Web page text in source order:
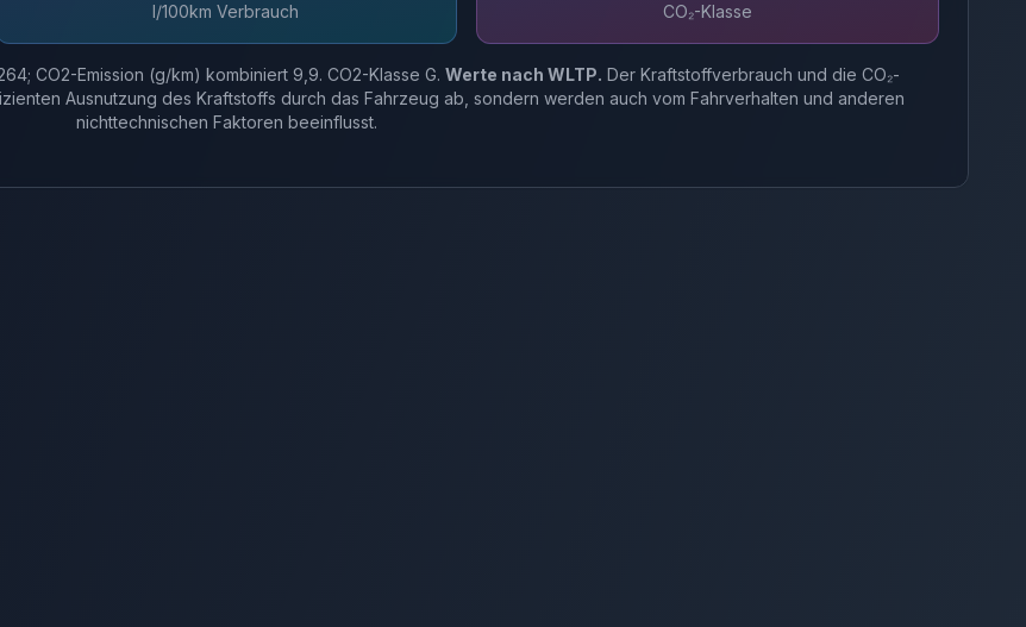
l/100km Verbrauch CO₂-Klasse
CO2-Emission (g/km) kombiniert 9,9. CO2-Klasse G. Werte nach WLTP. Der Kraftstoffverbrauch und die CO₂-
Ausnutzung des Kraftstoffs durch das Fahrzeug ab, sondern werden auch vom Fahrverhalten und anderen
nichttechnischen Faktoren beeinflusst.